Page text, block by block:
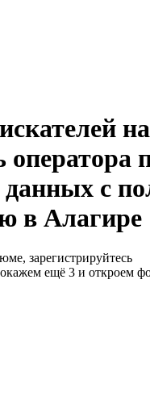
на
оператора
данных с
в Алагире
зарегистрируйтесь
ещё 3 и откроем